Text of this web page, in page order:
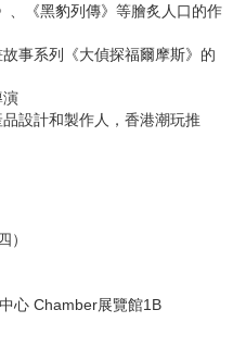
、《黑豹列傳》等膾炙人口的作
事系列《大偵探福爾摩斯》的
演
設計和製作人，香港潮玩推
）
心 Chamber展覽館1B